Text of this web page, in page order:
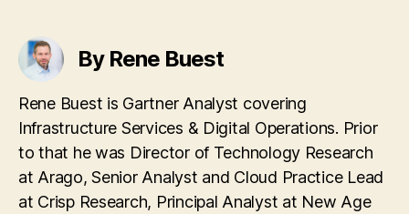
By Rene Buest
Rene Buest is Gartner Analyst covering
Infrastructure Services & Digital Operations. Prior
to that he was Director of Technology Research
at Arago, Senior Analyst and Cloud Practice Lead
at Crisp Research, Principal Analyst at New Age